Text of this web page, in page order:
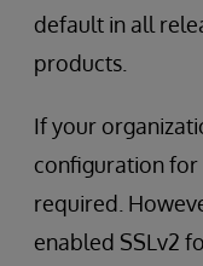
default in all
products.
If your
configuration for
required.
enabled SSLv2